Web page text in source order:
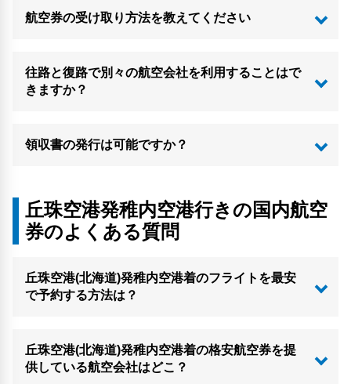
航空券の受け取り方法を教えてください
往路と復路で別々の航空会社を利用することはで
きますか？
領収書の発行は可能ですか？
丘珠空港発稚内空港行きの国内航空
券のよくある質問
丘珠空港(北海道)発稚内空港着のフライトを最安
で予約する方法は？
丘珠空港(北海道)発稚内空港着の格安航空券を提
供している航空会社はどこ？